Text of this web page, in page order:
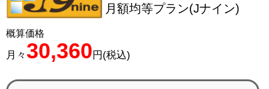
月額均等プラン(Jナイン)
概算価格
月々 30,360円(税込)